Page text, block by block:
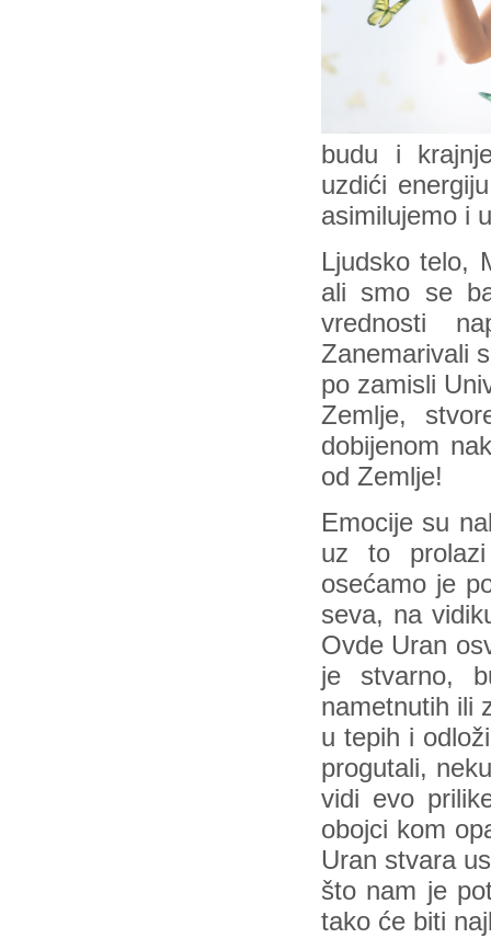
budu i
uzdići
asimilujemo i
Ljudsko telo,
ali smo se
vrednosti
Zanemarivali
po zamisli
Zemlje,
dobijenom
od Zemlje!
Emocije su
uz to
osećamo je
seva, na
Ovde Uran
je stvarno,
nametnutih ili
u tepih i
progutali,
vidi evo
obojci kom
Uran stvara
što nam je
tako će biti